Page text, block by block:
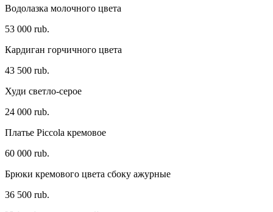
Водолазка молочного цвета
53 000 rub.
Кардиган горчичного цвета
43 500 rub.
Худи светло-серое
24 000 rub.
Платье Piccola кремовое
60 000 rub.
Брюки кремового цвета сбоку ажурные
36 500 rub.